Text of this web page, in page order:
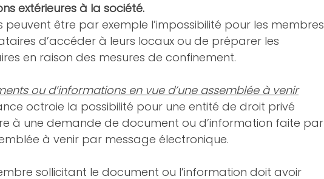
extérieures à la société.
peuvent être par exemple l’impossibilité pour les membres
d’accéder à leurs locaux ou de préparer les
en raison des mesures de confinement.
ou d’informations en vue d’une assemblée à venir
octroie la possibilité pour une entité de droit privé
à une demande de document ou d’information faite par
à venir par message électronique.
sollicitant le document ou l’information doit avoir